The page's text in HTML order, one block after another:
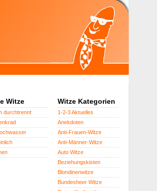
Witze Kategorien
1-2-3 Aktuelles
Anekdoten
Anti-Frauen-Witze
Anti-Männer-Witze
Auto Witze
Beziehungskisten
Blondinenwitze
Bundesheer Witze
Witze
durchtrennt